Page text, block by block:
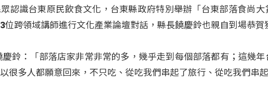
認識台東原民飲食文化，台東縣政府特別舉辦「台東部落食尚
位跨領域講師進行文化產業論壇對話，縣長饒慶鈴也親自到場恭賀
慶鈴：「部落店家非常非常的多，幾乎走到每個部落都有；這幾
很多人都願意回來，不只吃、從吃我們串起了旅行、從吃我們串起